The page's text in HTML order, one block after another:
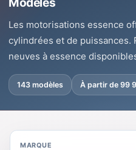
Les motorisations essence
cylindrées et de puissances.
neuves à essence
143 modèles À partir de 99
MARQUE